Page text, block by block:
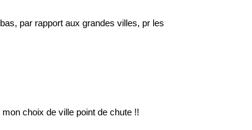
par rapport aux grandes villes, pr les
choix de ville point de chute !!